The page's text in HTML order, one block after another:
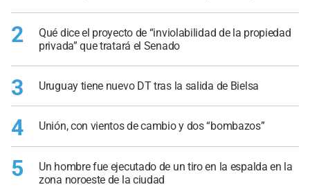
2
Qué dice el proyecto de “inviolabilidad de la propiedad
privada” que tratará el Senado
3 Uruguay tiene nuevo DT tras la salida de Bielsa
4 Unión, con vientos de cambio y dos “bombazos”
5
Un hombre fue ejecutado de un tiro en la espalda en la
zona noroeste de la ciudad